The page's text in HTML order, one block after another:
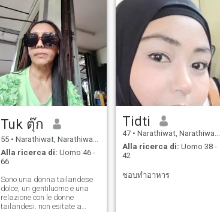
Tuk ตุ๊ก
55 • Narathiwat, Narathiwat, Thailandia
Alla ricerca di: Uomo 46 -
66
Sono una donna tailandese
dolce, un gentiluomo e una
relazione con le donne
tailandesi. non esitate a
Tidti
47 • Narathiwat, Narathiwat, Thailandia
Alla ricerca di: Uomo 38 -
42
ชอบทำอาหาร